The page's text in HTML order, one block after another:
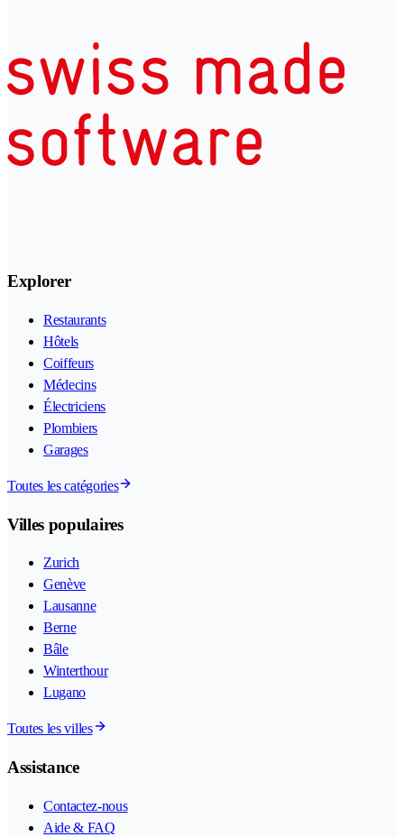
Explorer
Restaurants
Hôtels
Coiffeurs
Médecins
Électriciens
Plombiers
Garages
Toutes les catégories
Villes populaires
Zurich
Genève
Lausanne
Berne
Bâle
Winterthour
Lugano
Toutes les villes
Assistance
Contactez-nous
Aide & FAQ